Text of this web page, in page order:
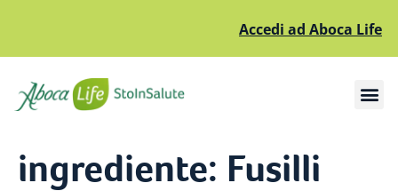
Accedi ad Aboca Life
ingrediente: Fusilli